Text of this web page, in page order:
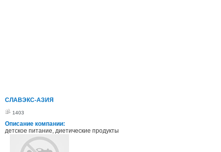
СЛАВЭКС-АЗИЯ
1403
Описание компании:
детское питание, диетические продукты